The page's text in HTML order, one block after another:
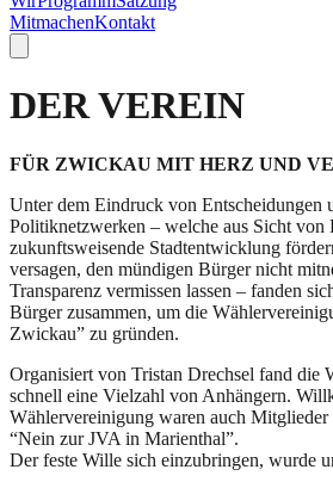
MitmachenKontakt
DER VEREIN
FÜR ZWICKAU MIT HERZ UND
Unter dem Eindruck von Entscheidungen
Politiknetzwerken – welche aus Sicht von
zukunftsweisende Stadtentwicklung
versagen, den mündigen Bürger nicht
Transparenz vermissen lassen – fanden
Bürger zusammen, um die
Zwickau” zu gründen.
Organisiert von Tristan Drechsel fand die
schnell eine Vielzahl von Anhängern.
Wählervereinigung waren auch
“Nein zur JVA in Marienthal”.
Der feste Wille sich einzubringen, wurde